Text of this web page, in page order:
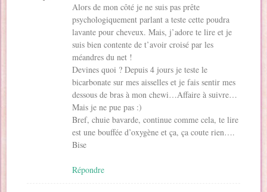
Alors de mon côté je ne suis pas prête
psychologiquement parlant a teste cette poudra
lavante pour cheveux. Mais, j’adore te lire et je
suis bien contente de t’avoir croisé par les
méandres du net !
Devines quoi ? Depuis 4 jours je teste le
bicarbonate sur mes aisselles et je fais sentir mes
dessous de bras à mon chewi…Affaire à suivre…
Mais je ne pue pas :)
Bref, chuie bavarde, continue comme cela, te lire
est une bouffée d’oxygène et ça, ça coute rien….
Bise
Répondre